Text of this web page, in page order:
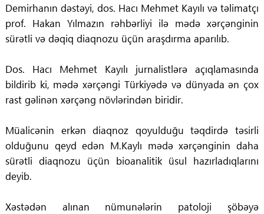
Demirhanın dəstəyi, dos. Hacı Mehmet Kayılı və təlimatçı
prof. Hakan Yılmazın rəhbərliyi ilə mədə xərçənginin
sürətli və dəqiq diaqnozu üçün araşdırma aparılıb.
Dos. Hacı Mehmet Kayılı jurnalistlərə açıqlamasında
bildirib ki, mədə xərçəngi Türkiyədə və dünyada ən çox
rast gəlinən xərçəng növlərindən biridir.
Müalicənin erkən diaqnoz qoyulduğu təqdirdə təsirli
olduğunu qeyd edən M.Kaylı mədə xərçənginin daha
sürətli diaqnozu üçün bioanalitik üsul hazırladıqlarını
deyib.
Xəstədən alınan nümunələrin patoloji şöbəyə